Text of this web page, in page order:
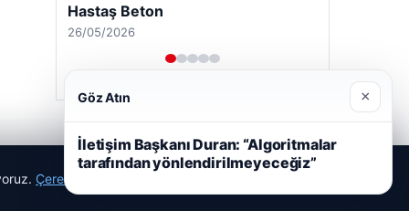
Hastaş Beton
26/05/2026
Çerez Politikamız
Göz Atın ×
İletişim Başkanı Duran: “Algoritmalar
tarafından yönlendirilmeyeceğiz”